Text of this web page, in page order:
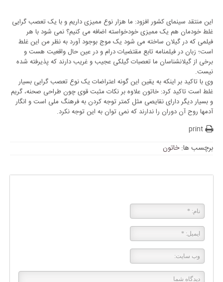
این منتقد سینمای کشور افزود: ما هزار نوع ممیزی داریم و با یک تعصب گرایی
غلط خودمان هم یک ممیزی خودخواسته اضافه می کنیم؟ نمی شود با هر
فیلمی که در گیلان ساخته می شود یک موج بوجود آورد به نظر من این غلط
است؛ زبان در فیلمنامه تابع مقتضیات درام و در عین حال واقعیت هست و
برخی از گیلانشناسان ما تعصبات گیلکی عجیب و غریب دارند که پذیرفته شده
نیست.
وی با تاکید بر اینکه به یقین این گونه اعتراضات یک نوع تعصب گرایی بسیار
غلط است تاکید کرد: خاتون علاوه بر نکات مثبت قوی چون طراحی صحنه، گریم
و بسیار دیگر دارای نقایصی مثل کمتر توجه کردن به فرهنگ ملی است و انگار
آدمها روح آن دوران را ندارند که نمی توان به این توجه نکرد.
print
برچسب ها:خاتون